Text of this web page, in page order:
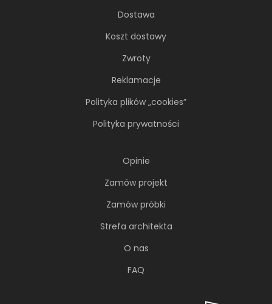
Dostawa
Koszt dostawy
Zwroty
Reklamacje
Polityka plików „cookies”
Polityka prywatności
Opinie
Zamów projekt
Zamów próbki
Strefa architekta
O nas
FAQ